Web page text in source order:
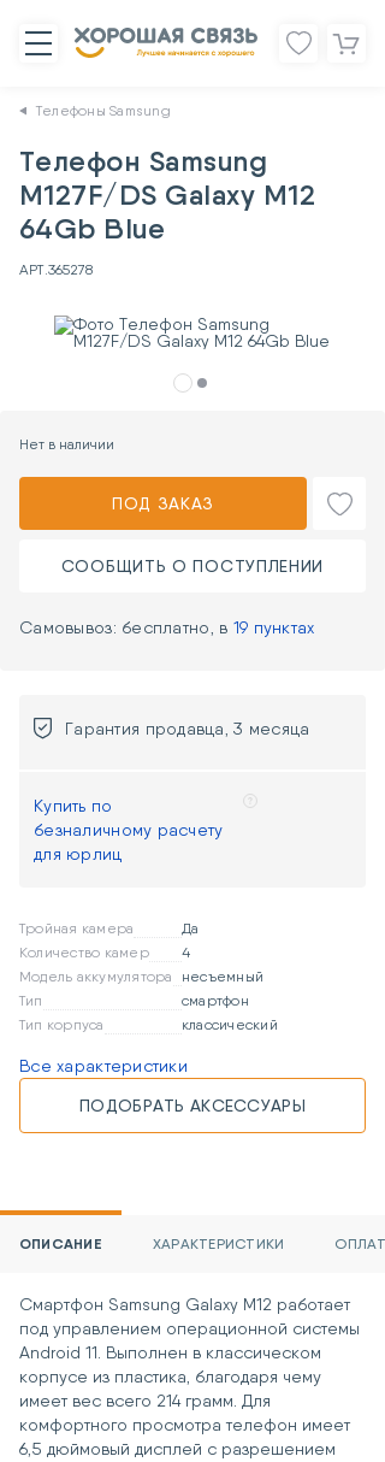
Телефоны Samsung
Телефон Samsung
M127F/DS Galaxy M12
64Gb Blue
АРТ.365278
Нет в наличии
ПОД ЗАКАЗ
СООБЩИТЬ О ПОСТУПЛЕНИИ
Самовывоз: бесплатно, в 19 пунктах
Гарантия продавца, 3 месяца
Купить по
безналичному расчету
для юрлиц
Тройная камера
Да
Количество камер
4
Модель аккумулятора
несъемный
Тип
смартфон
Тип корпуса
классический
Все характеристики
ПОДОБРАТЬ АКСЕССУАРЫ
ОПИСАНИЕ ХАРАКТЕРИСТИКИ
Смартфон Samsung Galaxy M12 работает
под управлением операционной системы
Android 11. Выполнен в классическом
корпусе из пластика, благодаря чему
имеет вес всего 214 грамм. Для
комфортного просмотра телефон имеет
6,5 дюймовый дисплей с разрешением